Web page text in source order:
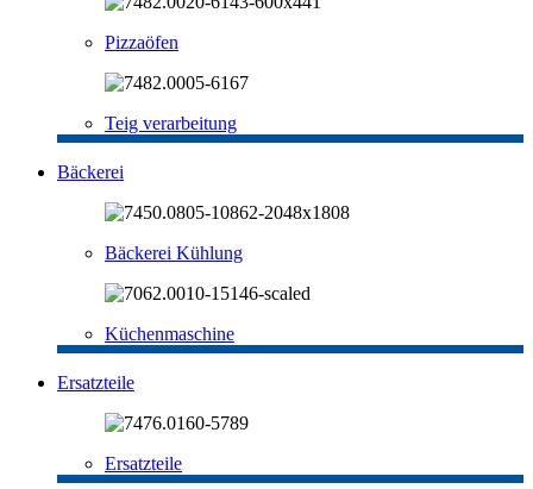
Pizzaöfen
Teig verarbeitung
Bäckerei
Bäckerei Kühlung
Küchenmaschine
Ersatzteile
Ersatzteile